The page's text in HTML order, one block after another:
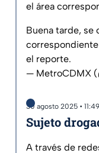
el área
Buena tarde, se
el reporte.
— MetroCDMX
30 agosto 2025 •
Sujeto
A través de